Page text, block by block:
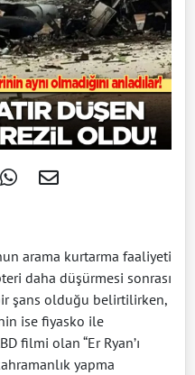
arama kurtarma faaliyeti
daha düşürmesi sonrası
şans olduğu belirtilirken,
ise fiyasko ile
filmi olan “Er Ryan’ı
yapma